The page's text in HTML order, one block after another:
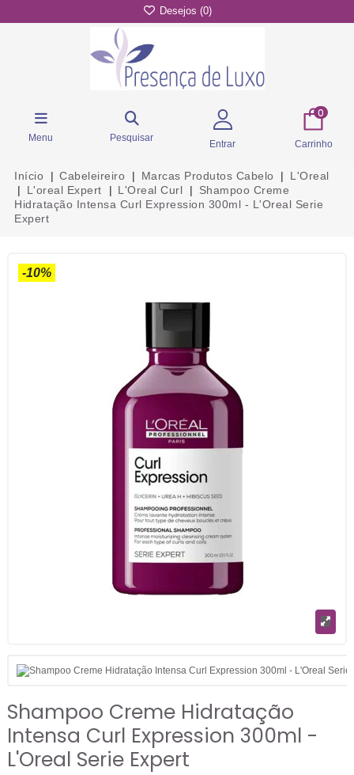
Desejos (0)
Menu Pesquisar
Entrar
0
Carrinho
Início Cabeleireiro Marcas Produtos Cabelo
L'Oreal
L'oreal Expert
L'Oreal Curl
Shampoo Creme
Hidratação Intensa Curl Expression 300ml - L'Oreal Serie
Expert
-10%
Shampoo Creme Hidratação
Intensa Curl Expression 300ml -
L'Oreal Serie Expert